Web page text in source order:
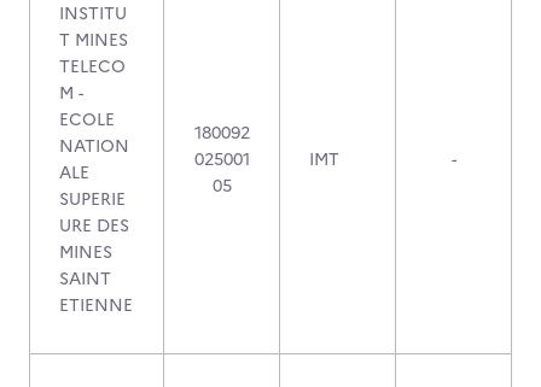
INSTITU
T MINES
TELECO
M -
ECOLE
NATION
ALE
SUPERIE
URE DES
MINES
SAINT
ETIENNE
180092
025001
05
IMT -